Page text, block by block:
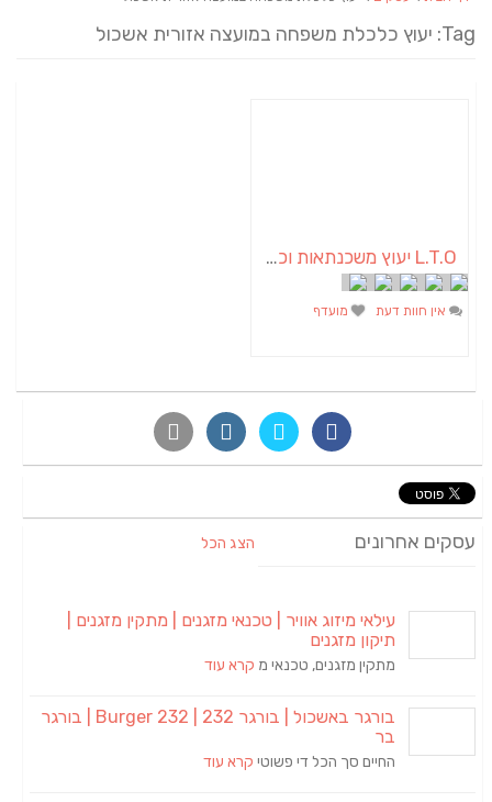
Tag: יעוץ כלכלת משפחה במועצה אזורית אשכול
L.T.O יעוץ משכנתאות וכלכלת משפחה | יועץ משכנתאות באשכול
אין חוות דעת מועדף
עסקים אחרונים הצג הכל
עילאי מיזוג אוויר | טכנאי מזגנים | מתקין מזגנים |
תיקון מזגנים
מתקין מזגנים, טכנאי מ קרא עוד
בורגר באשכול | בורגר 232 | Burger 232 | בורגר
בר
החיים סך הכל די פשוטי קרא עוד